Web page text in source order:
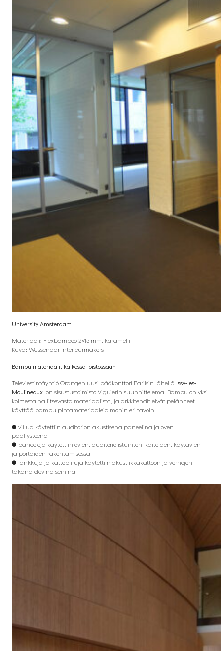
University Amsterdam
Materiaali: Flexbamboo 2×15 mm, karamelli
Kuva: Wassenaar Interieurmakers
Bambu materiaalit kaikessa loistossaan
Televiestintäyhtiö Orangen uusi pääkonttori Pariisin lähellä Issy-les-
Moulineaux on sisustustoimisto Viguierin suunnittelema. Bambu on yksi
kolmesta hallitsevasta materiaalista, ja arkkitehdit eivät pelänneet
käyttää bambu pintamateriaaleja monin eri tavoin:
● viilua käytettiin auditorion akustisena paneelina ja oven
päällysteenä
● paneeleja käytettiin ovien, auditorio istuinten, kaiteiden, käytävien
ja portaiden rakentamisessa
● lankkuja ja kattopiiruja käytettiin akustiikkakattoon ja verhojen
takana olevina seininä